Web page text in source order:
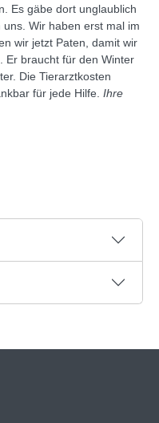
Es gäbe dort unglaublich
Wir haben erst mal im
wir jetzt Paten, damit wir
Er braucht für den Winter
Die Tierarztkosten
für jede Hilfe. Ihre